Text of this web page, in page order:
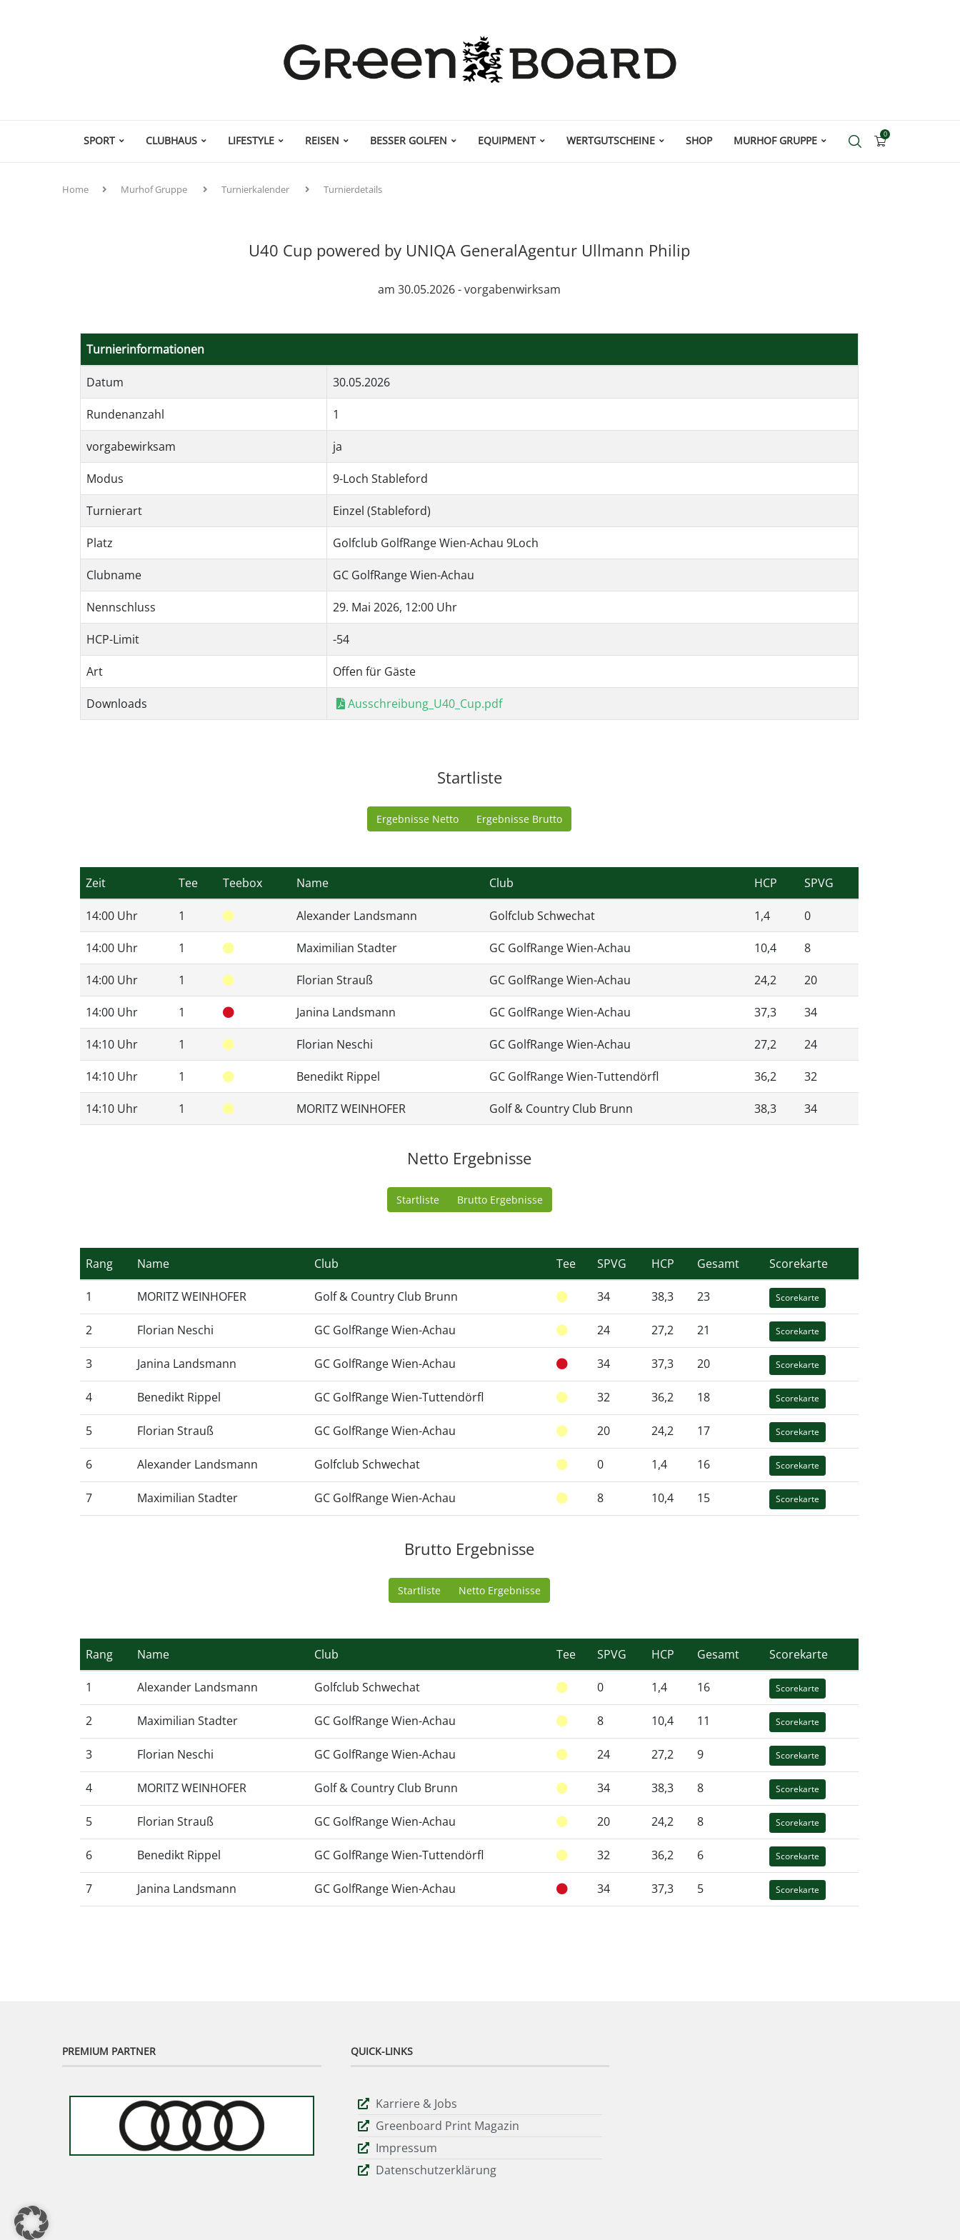
SPORT CLUBHAUS LIFESTYLE REISEN BESSER GOLFEN EQUIPMENT WERTGUTSCHEINE SHOP MURHOF GRUPPE 0
Home Murhof Gruppe Turnierkalender Turnierdetails
U40 Cup powered by UNIQA GeneralAgentur Ullmann Philip
am 30.05.2026 - vorgabenwirksam
Turnierinformationen
Datum 30.05.2026
Rundenanzahl 1
vorgabewirksam ja
Modus 9-Loch Stableford
Turnierart Einzel (Stableford)
Platz Golfclub GolfRange Wien-Achau 9Loch
Clubname GC GolfRange Wien-Achau
Nennschluss 29. Mai 2026, 12:00 Uhr
HCP-Limit -54
Art Offen für Gäste
Downloads Ausschreibung_U40_Cup.pdf
Startliste
Ergebnisse Netto Ergebnisse Brutto
Zeit Tee Teebox Name Club HCP SPVG
14:00 Uhr 1 Alexander Landsmann Golfclub Schwechat 1,4 0
14:00 Uhr 1 Maximilian Stadter GC GolfRange Wien-Achau 10,4 8
14:00 Uhr 1 Florian Strauß GC GolfRange Wien-Achau 24,2 20
14:00 Uhr 1 Janina Landsmann GC GolfRange Wien-Achau 37,3 34
14:10 Uhr 1 Florian Neschi GC GolfRange Wien-Achau 27,2 24
14:10 Uhr 1 Benedikt Rippel GC GolfRange Wien-Tuttendörfl 36,2 32
14:10 Uhr 1 MORITZ WEINHOFER Golf & Country Club Brunn 38,3 34
Netto Ergebnisse
Startliste Brutto Ergebnisse
Rang Name Club Tee SPVG HCP Gesamt Scorekarte
1 MORITZ WEINHOFER Golf & Country Club Brunn 34 38,3 23 Scorekarte
2 Florian Neschi GC GolfRange Wien-Achau 24 27,2 21 Scorekarte
3 Janina Landsmann GC GolfRange Wien-Achau 34 37,3 20 Scorekarte
4 Benedikt Rippel GC GolfRange Wien-Tuttendörfl 32 36,2 18 Scorekarte
5 Florian Strauß GC GolfRange Wien-Achau 20 24,2 17 Scorekarte
6 Alexander Landsmann Golfclub Schwechat 0 1,4 16 Scorekarte
7 Maximilian Stadter GC GolfRange Wien-Achau 8 10,4 15 Scorekarte
Brutto Ergebnisse
Startliste Netto Ergebnisse
Rang Name Club Tee SPVG HCP Gesamt Scorekarte
1 Alexander Landsmann Golfclub Schwechat 0 1,4 16 Scorekarte
2 Maximilian Stadter GC GolfRange Wien-Achau 8 10,4 11 Scorekarte
3 Florian Neschi GC GolfRange Wien-Achau 24 27,2 9 Scorekarte
4 MORITZ WEINHOFER Golf & Country Club Brunn 34 38,3 8 Scorekarte
5 Florian Strauß GC GolfRange Wien-Achau 20 24,2 8 Scorekarte
6 Benedikt Rippel GC GolfRange Wien-Tuttendörfl 32 36,2 6 Scorekarte
7 Janina Landsmann GC GolfRange Wien-Achau 34 37,3 5 Scorekarte
PREMIUM PARTNER QUICK-LINKS
Karriere & Jobs
Greenboard Print Magazin
Impressum
Datenschutzerklärung